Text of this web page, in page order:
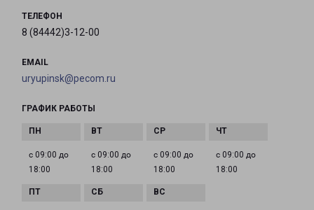
ТЕЛЕФОН
8 (84442)3-12-00
EMAIL
uryupinsk@pecom.ru
ГРАФИК РАБОТЫ
с 09:00 до
18:00
с 09:00 до
18:00
с 09:00 до
18:00
с 09:00 до
18:00